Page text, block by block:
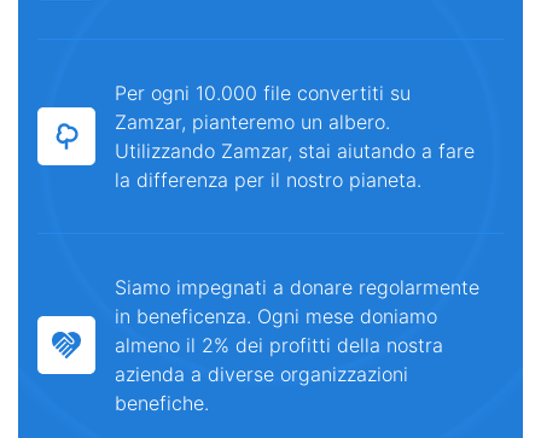
Per ogni 10.000 file convertiti su
Zamzar, pianteremo un albero.
Utilizzando Zamzar, stai aiutando a fare
la differenza per il nostro pianeta.
Siamo impegnati a donare regolarmente
in beneficenza. Ogni mese doniamo
almeno il 2% dei profitti della nostra
azienda a diverse organizzazioni
benefiche.